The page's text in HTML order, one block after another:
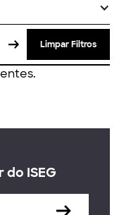
Limpar Filtros
do ISEG